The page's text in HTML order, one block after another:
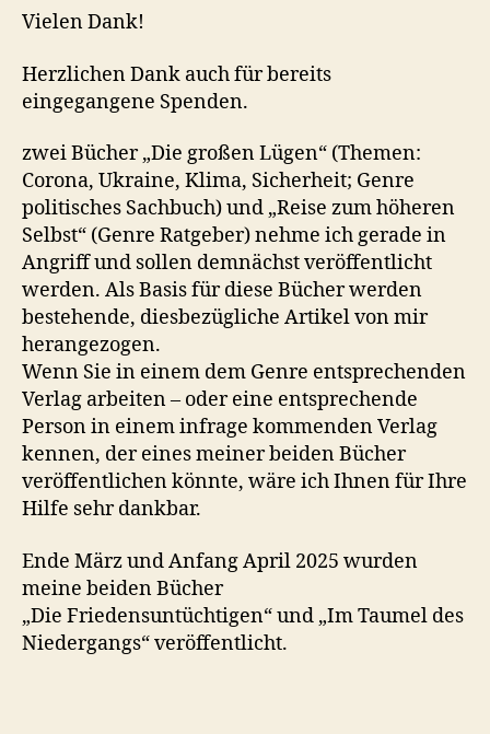
Vielen Dank!
Herzlichen Dank auch für bereits
eingegangene Spenden.
zwei Bücher „Die großen Lügen“ (Themen:
Corona, Ukraine, Klima, Sicherheit; Genre
politisches Sachbuch) und „Reise zum höheren
Selbst“ (Genre Ratgeber) nehme ich gerade in
Angriff und sollen demnächst veröffentlicht
werden. Als Basis für diese Bücher werden
bestehende, diesbezügliche Artikel von mir
herangezogen.
Wenn Sie in einem dem Genre entsprechenden
Verlag arbeiten – oder eine entsprechende
Person in einem infrage kommenden Verlag
kennen, der eines meiner beiden Bücher
veröffentlichen könnte, wäre ich Ihnen für Ihre
Hilfe sehr dankbar.
Ende März und Anfang April 2025 wurden
meine beiden Bücher
„Die Friedensuntüchtigen“ und „Im Taumel des
Niedergangs“ veröffentlicht.